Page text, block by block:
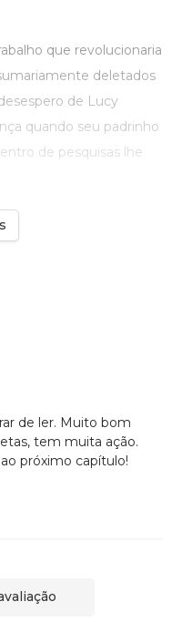
que revolucionaria
deletados
de Lucy
quando seu padrinho
de pesquisas lhe
de ler. Muito bom
tem muita ação.
próximo capítulo!